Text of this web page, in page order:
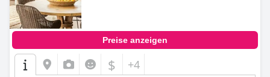
Preise anzeigen
$ +4